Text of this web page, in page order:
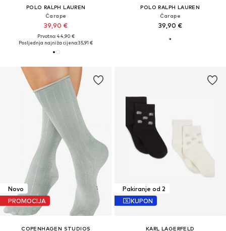
POLO RALPH LAUREN
Čarape
39,90 €
Prvotno: 44,90 €
Posljednja najniža cijena:35,91 €
POLO RALPH LAUREN
Čarape
39,90 €
Novo
PROMOCIJA
COPENHAGEN STUDIOS
Pakiranje od 2
KUPON
KARL LAGERFELD